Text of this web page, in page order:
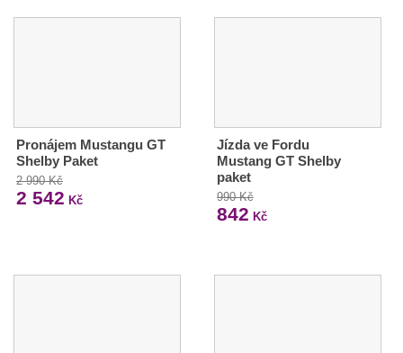
Pronájem Mustangu GT
Shelby Paket
2 990 Kč
2 542 Kč
Jízda ve Fordu
Mustang GT Shelby
paket
990 Kč
842 Kč